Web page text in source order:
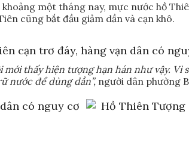
một tháng nay, mực nước hồ
cũng bắt đầu giảm dần và cạn khô.
mới thấy hiện tượng hạn hán như vậy.
nước để dùng dần”,người dân phường